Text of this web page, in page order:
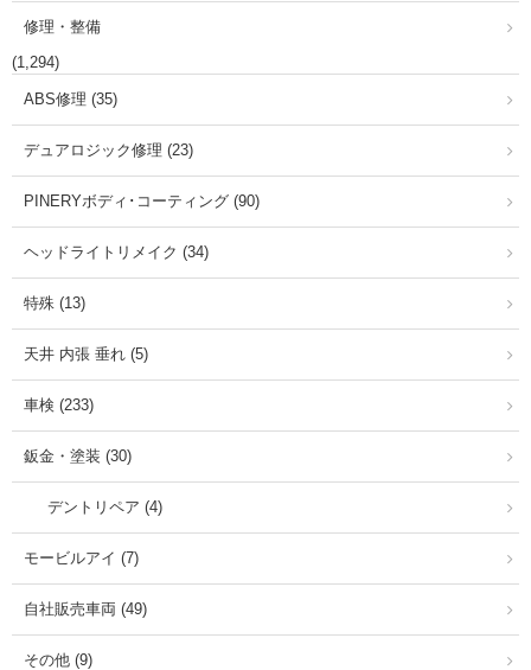
修理・整備
(1,294)
ABS修理 (35)
デュアロジック修理 (23)
PINERYボディ･コーティング (90)
ヘッドライトリメイク (34)
特殊 (13)
天井 内張 垂れ (5)
車検 (233)
鈑金・塗装 (30)
デントリペア (4)
モービルアイ (7)
自社販売車両 (49)
その他 (9)